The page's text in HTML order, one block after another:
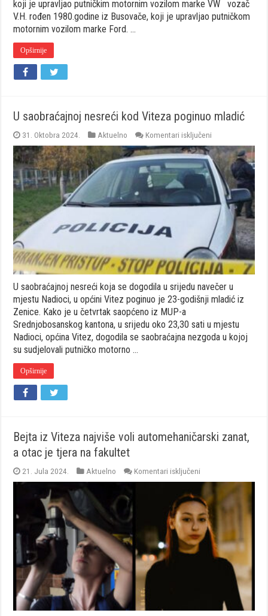
koji je upravljao putničkim motornim vozilom marke VW vozač
V.H. rođen 1980.godine iz Busovače, koji je upravljao putničkom
motornim vozilom marke Ford. …
Opširnije
U saobraćajnoj nesreći kod Viteza poginuo mladić
31. Oktobra 2024. Aktuelno Komentari isključeni
U
saobraćajnoj
nesreći
kod
Viteza
poginuo
mladić
U saobraćajnoj nesreći koja se dogodila u srijedu navečer u
mjestu Nadioci, u općini Vitez poginuo je 23-godišnji mladić iz
Zenice. Kako je u četvrtak saopćeno iz MUP-a
Srednjobosanskog kantona, u srijedu oko 23,30 sati u mjestu
Nadioci, općina Vitez, dogodila se saobraćajna nezgoda u kojoj
su sudjelovali putničko motorno …
Opširnije
Bejta iz Viteza najviše voli automehaničarski zanat,
a otac je tjera na fakultet
21. Jula 2024. Aktuelno Komentari isključeni
Bejta
Viteza
najviše
voli
automehaničarski
zanat,
otac